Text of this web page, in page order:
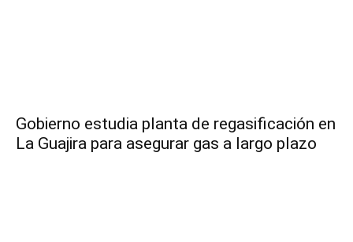
Gobierno estudia planta de regasificación en
La Guajira para asegurar gas a largo plazo